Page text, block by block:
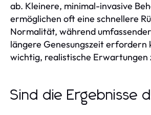
ab. Kleinere, minimal-invasive
ermöglichen oft eine schnellere
Normalität, während
längere Genesungszeit erfordern
wichtig, realistische Erwartungen
Sind die Ergebnisse